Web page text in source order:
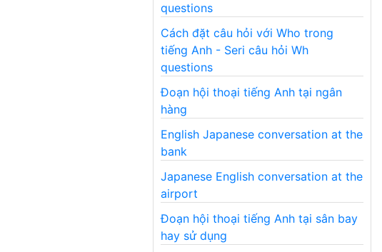
questions
Cách đặt câu hỏi với Who trong
tiếng Anh - Seri câu hỏi Wh
questions
Đoạn hội thoại tiếng Anh tại ngân
hàng
English Japanese conversation at the
bank
Japanese English conversation at the
airport
Đoạn hội thoại tiếng Anh tại sân bay
hay sử dụng